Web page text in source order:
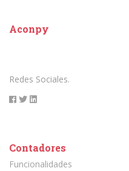
Aconpy
Redes Sociales.
Contadores
Funcionalidades